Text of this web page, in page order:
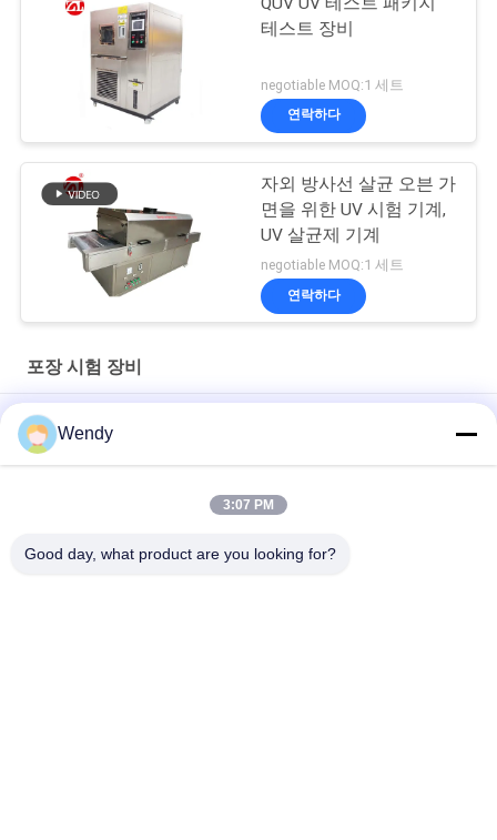
테스트 장비
negotiable MOQ:1 세트
연락하다
자외 방사선 살균 오븐 가
면을 위한 UV 시험 기계,
UV 살균제 기계
negotiable MOQ:1 세트
연락하다
포장 시험 장비
영화, 알루미늄 호일을 위한 자동적인 수증기 침투성 해석기
ASTM D642 골판지 상자 크러쉬 압축 저항 테스터
ISO3036 아날로그 유형 마분지 피어스 힘 검사자/반대로 - 성과를
Wendy
3:07 PM
Good day, what product are you looking for?